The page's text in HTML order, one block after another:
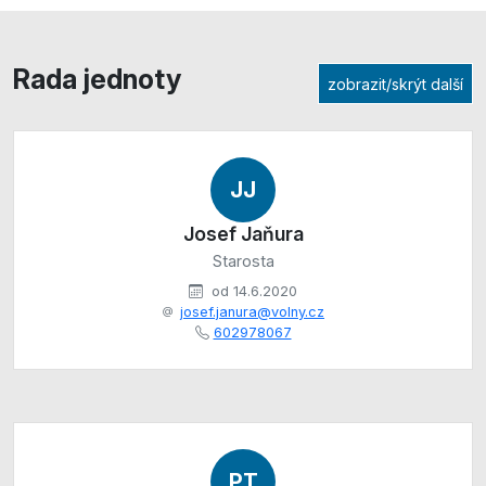
Rada jednoty zobrazit/skrýt další
JJ
Josef Jaňura
Starosta
od 14.6.2020
josef.janura@volny.cz
602978067